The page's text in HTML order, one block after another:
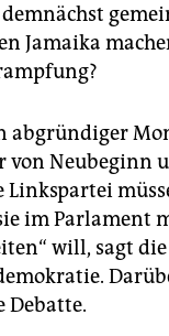
Jamaika
abgründiger
von Neubeginn
Linkspartei
im Parlament
will, sagt
Debatte.